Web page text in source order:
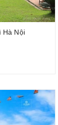
Hà Nội